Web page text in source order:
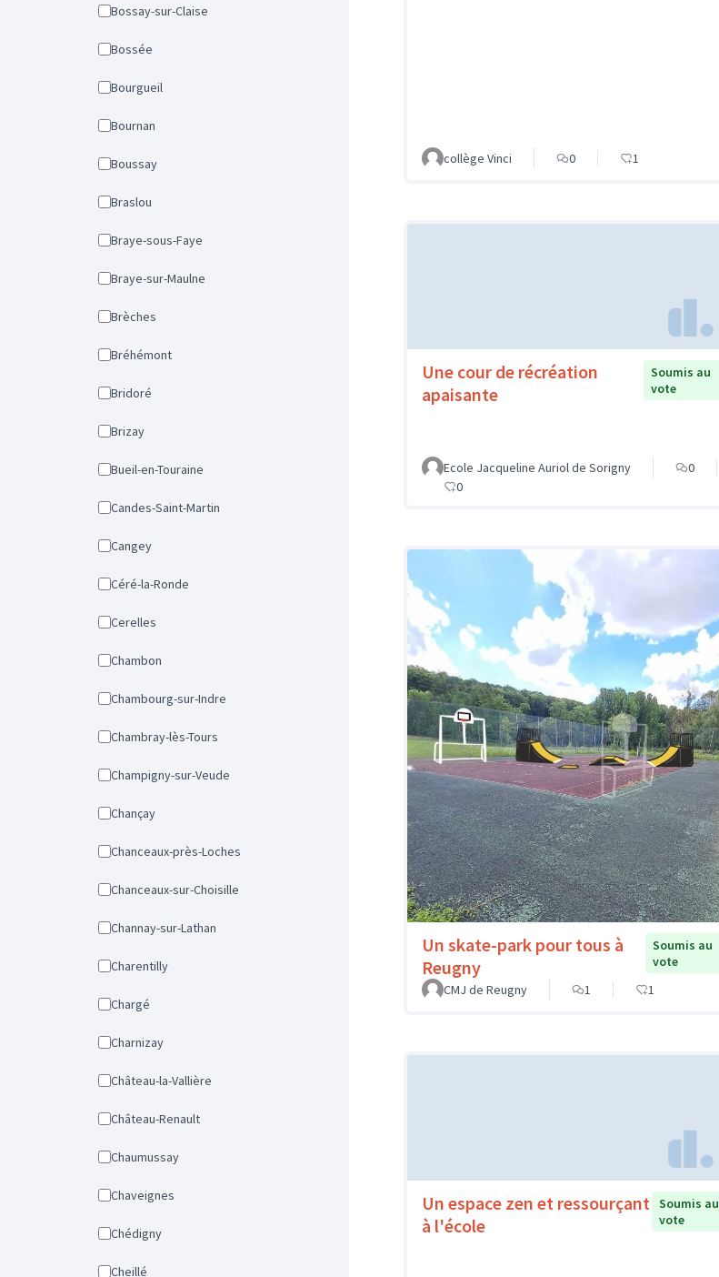
Bossay-sur-Claise
Bossée
Bourgueil
Bournan
Boussay
Braslou
Braye-sous-Faye
Braye-sur-Maulne
Brèches
Bréhémont
Bridoré
Brizay
Bueil-en-Touraine
Candes-Saint-Martin
Cangey
Céré-la-Ronde
Cerelles
Chambon
Chambourg-sur-Indre
Chambray-lès-Tours
Champigny-sur-Veude
Chançay
Chanceaux-près-Loches
Chanceaux-sur-Choisille
Channay-sur-Lathan
Charentilly
Chargé
Charnizay
Château-la-Vallière
Château-Renault
Chaumussay
Chaveignes
Chédigny
Cheillé
collège Vinci 0 1
Une cour de récréation
apaisante
Soumis au
vote
Ecole Jacqueline Auriol de Sorigny
0
0
Un skate-park pour tous à
Reugny
Soumis au
vote
CMJ de Reugny
1 1
Un espace zen et ressourçant
à l'école
Soumis au
vote